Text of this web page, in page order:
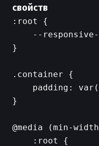
свойств
:root {
--
}
.container {
padding:
}
@media (min-
    :root {